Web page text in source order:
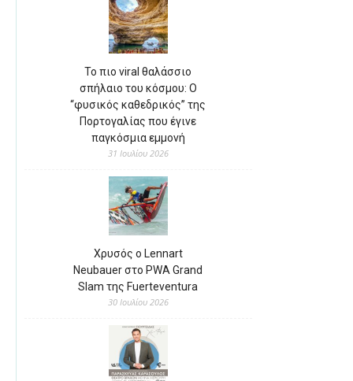
Το πιο viral θαλάσσιο
σπήλαιο του κόσμου: Ο
“φυσικός καθεδρικός” της
Πορτογαλίας που έγινε
παγκόσμια εμμονή
31 Ιουλίου 2026
Χρυσός ο Lennart
Neubauer στο PWA Grand
Slam της Fuerteventura
30 Ιουλίου 2026